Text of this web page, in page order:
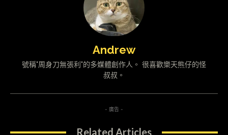
Andrew
號稱"周身刀無張利"的多媒體創作人。 很喜歡樂天熊仔的怪
叔叔。
- 廣告 -
Related Articles